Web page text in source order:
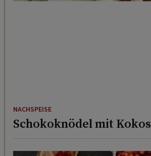
NACHSPEISE
Schokoknödel mit Kokos